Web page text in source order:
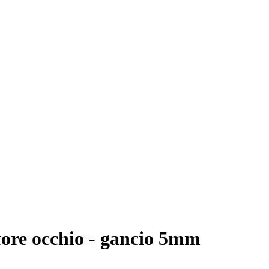
occhio - gancio 5mm